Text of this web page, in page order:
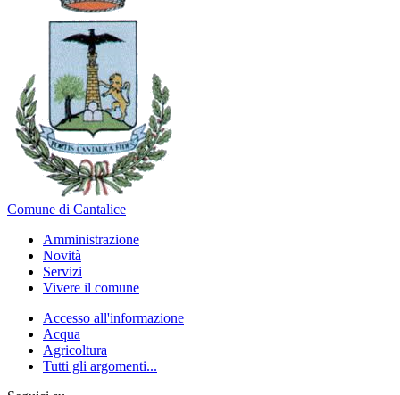
Comune di Cantalice
Amministrazione
Novità
Servizi
Vivere il comune
Accesso all'informazione
Acqua
Agricoltura
Tutti gli argomenti...